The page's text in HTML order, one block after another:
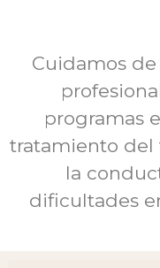
Cuidamos
programas
tratamiento del
la
dificultades